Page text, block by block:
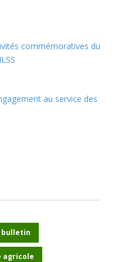
commémoratives du
au service des
bulletin
agricole